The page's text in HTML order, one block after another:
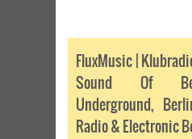
FluxMusic |
Sound Of
Underground,
Radio & Electronic